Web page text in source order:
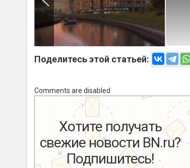
Поделитесь этой статьей:
Comments are disabled
Хотите получать
свежие новости BN.ru?
Подпишитесь!